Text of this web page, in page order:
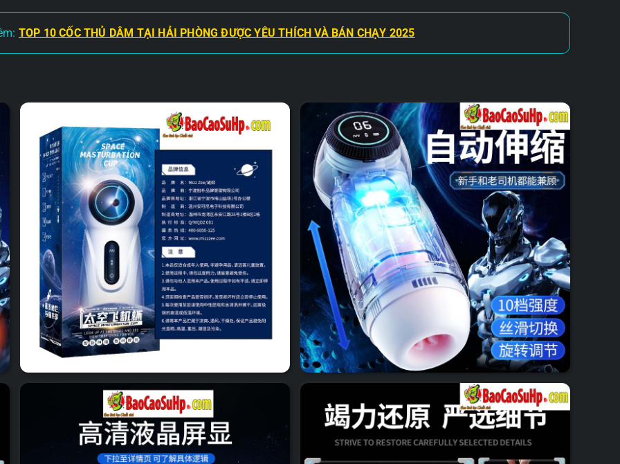
TOP 10 CỐC THỦ DÂM TẠI HẢI PHÒNG ĐƯỢC YÊU THÍCH VÀ BÁN CHẠY 2025